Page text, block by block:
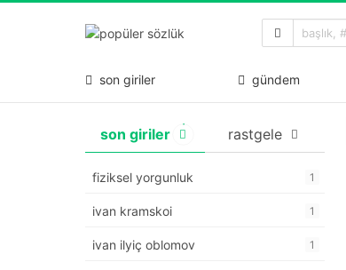
son giriler gündem
son giriler rastgele
fiziksel yorgunluk 1
ivan kramskoi 1
ivan ilyiç oblomov 1